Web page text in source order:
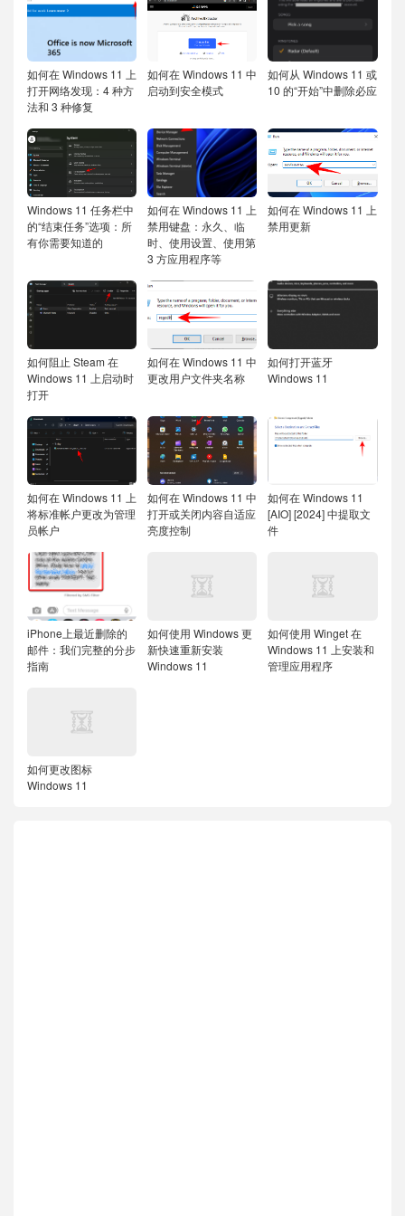
如何在 Windows 11 上
打开网络发现：4 种方
法和 3 种修复
如何在 Windows 11 中
启动到安全模式
如何从 Windows 11 或
10 的“开始”中删除必应
Windows 11 任务栏中
的“结束任务”选项：所
有你需要知道的
如何在 Windows 11 上
禁用键盘：永久、临
时、使用设置、使用第
3 方应用程序等
如何在 Windows 11 上
禁用更新
如何阻止 Steam 在
Windows 11 上启动时
打开
如何在 Windows 11 中
更改用户文件夹名称
如何打开蓝牙
Windows 11
如何在 Windows 11 上
将标准帐户更改为管理
员帐户
如何在 Windows 11 中
打开或关闭内容自适应
亮度控制
如何在 Windows 11
[AIO] [2024] 中提取文
件
iPhone上最近删除的
邮件：我们完整的分步
指南
如何使用 Windows 更
新快速重新安装
Windows 11
如何使用 Winget 在
Windows 11 上安装和
管理应用程序
如何更改图标
Windows 11